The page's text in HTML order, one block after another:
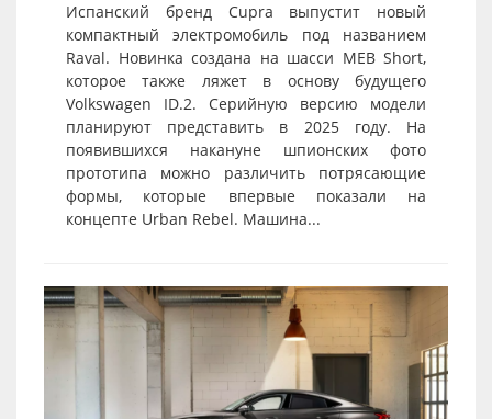
Испанский бренд Cupra выпустит новый
компактный электромобиль под названием
Raval. Новинка создана на шасси MEB Short,
которое также ляжет в основу будущего
Volkswagen ID.2. Серийную версию модели
планируют представить в 2025 году. На
появившихся накануне шпионских фото
прототипа можно различить потрясающие
формы, которые впервые показали на
концепте Urban Rebel. Машина...